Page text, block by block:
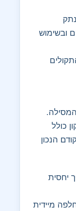
ובשימוש
המסילה.
כולל
הנכון
יחסית
מיידית